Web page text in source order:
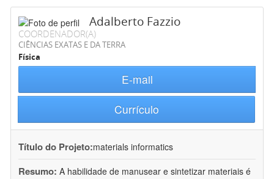
Adalberto Fazzio
COORDENADOR(A)
CIÊNCIAS EXATAS E DA TERRA
Física
E-mail
Currículo
Título do Projeto:materials informatics
Resumo: A habilidade de manusear e sintetizar materiais é